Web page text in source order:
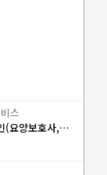
스
애인활동지원사)